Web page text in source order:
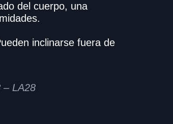
del cuerpo, una
inclinarse fuera de
– LA28